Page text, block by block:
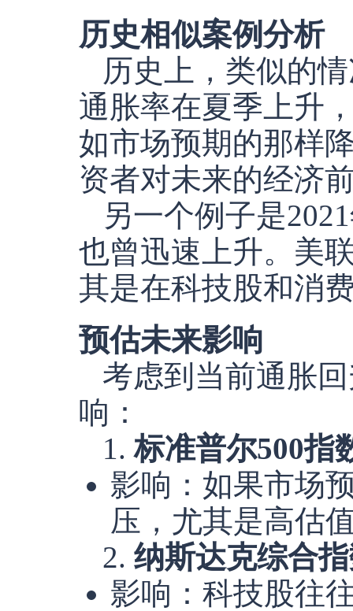
历史相似案例分析
历史上，类似的
通胀率在夏季上升
如市场预期的那样
资者对未来的经济
另一个例子是
也曾迅速上升。美
其是在科技股和消
预估未来影响
考虑到当前通胀
响：
1.标准普尔500指
影响：如果市场
压，尤其是高估
2. 纳斯达克综合
影响：科技股往